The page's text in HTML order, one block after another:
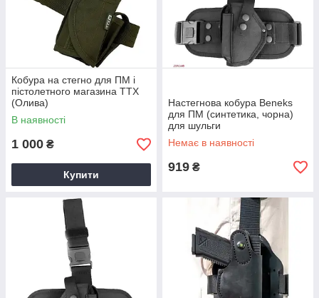
Кобура на стегно для ПМ і
пістолетного магазина TTX
(Олива)
В наявності
1 000 ₴
Купити
Настегнова кобура Beneks
для ПМ (синтетика, чорна)
для шульги
Немає в наявності
919 ₴